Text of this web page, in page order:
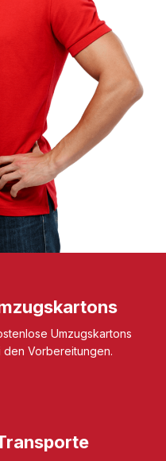
Umzugskartons
Vorbereitungen.